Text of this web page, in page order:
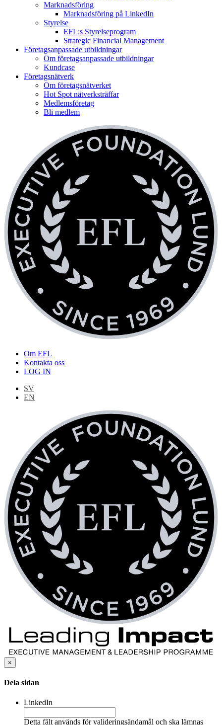
Marknadsföring
Marknadsföring på LinkedIn
Styrelse
EFL:s Styrelseprogram
Strategic Financial Management
Företagsanpassade utbildningar
Om företagsanpassade utbildningar
Kundcase
Företagsnätverk
Om företagsnätverket
Hot Spot nätverksträffar
Medlemsföretag
Bli medlem
Om EFL
Kontakta oss
LOG IN
SV
EN
×
Dela sidan
LinkedIn
Detta fält används för valideringsändamål och ska lämnas